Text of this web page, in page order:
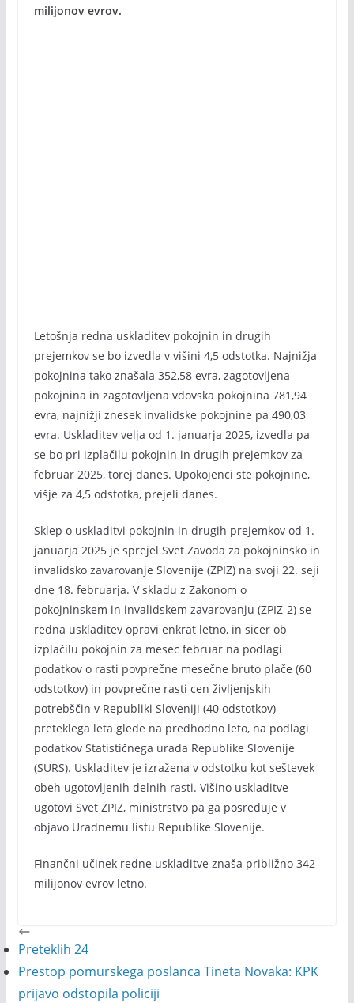
milijonov evrov.
Letošnja redna uskladitev pokojnin in drugih
prejemkov se bo izvedla v višini 4,5 odstotka. Najnižja
pokojnina tako znašala 352,58 evra, zagotovljena
pokojnina in zagotovljena vdovska pokojnina 781,94
evra, najnižji znesek invalidske pokojnine pa 490,03
evra. Uskladitev velja od 1. januarja 2025, izvedla pa
se bo pri izplačilu pokojnin in drugih prejemkov za
februar 2025, torej danes. Upokojenci ste pokojnine,
višje za 4,5 odstotka, prejeli danes.
Sklep o uskladitvi pokojnin in drugih prejemkov od 1.
januarja 2025 je sprejel Svet Zavoda za pokojninsko in
invalidsko zavarovanje Slovenije (ZPIZ) na svoji 22. seji
dne 18. februarja. V skladu z Zakonom o
pokojninskem in invalidskem zavarovanju (ZPIZ-2) se
redna uskladitev opravi enkrat letno, in sicer ob
izplačilu pokojnin za mesec februar na podlagi
podatkov o rasti povprečne mesečne bruto plače (60
odstotkov) in povprečne rasti cen življenjskih
potrebščin v Republiki Sloveniji (40 odstotkov)
preteklega leta glede na predhodno leto, na podlagi
podatkov Statističnega urada Republike Slovenije
(SURS). Uskladitev je izražena v odstotku kot seštevek
obeh ugotovljenih delnih rasti. Višino uskladitve
ugotovi Svet ZPIZ, ministrstvo pa ga posreduje v
objavo Uradnemu listu Republike Slovenije.
Finančni učinek redne uskladitve znaša približno 342
milijonov evrov letno.
Preteklih 24
Prestop pomurskega poslanca Tineta Novaka: KPK
prijavo odstopila policiji